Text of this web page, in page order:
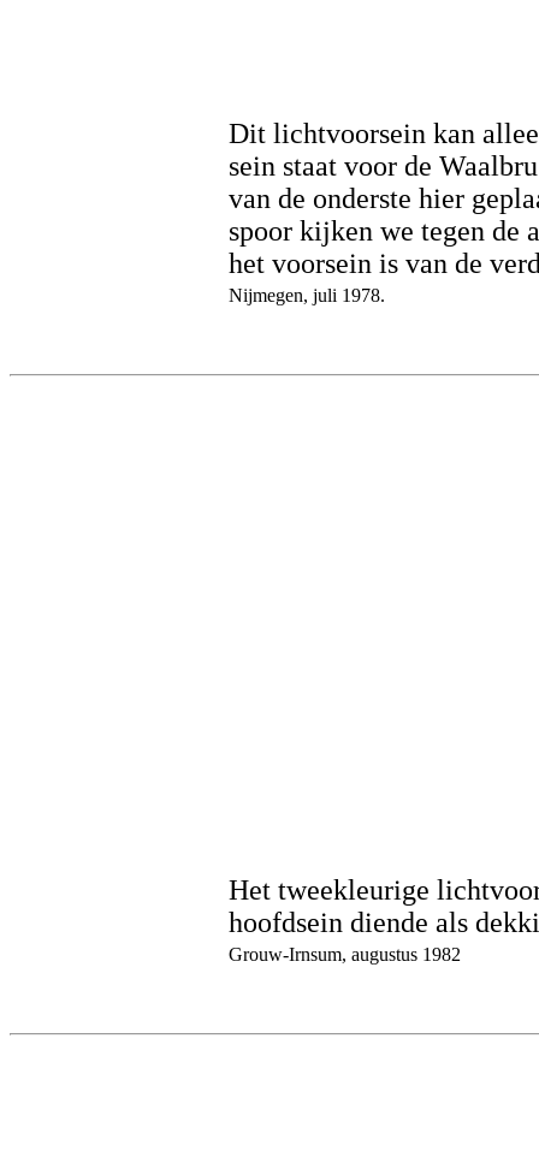
Dit lichtvoorsein kan
sein staat voor de
van de onderste hier
spoor kijken we tegen de
het voorsein is van de
Nijmegen, juli 1978.
Het tweekleurige
hoofdsein diende als
Grouw-Irnsum, augustus 1982